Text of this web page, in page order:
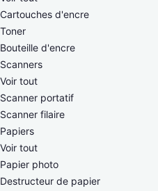
Cartouches d'encre
Toner
Bouteille d'encre
Scanners
Voir tout
Scanner portatif
Scanner filaire
Papiers
Voir tout
Papier photo
Destructeur de papier